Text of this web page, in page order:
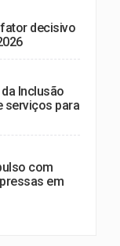
decisivo
Inclusão
serviços para
com
em